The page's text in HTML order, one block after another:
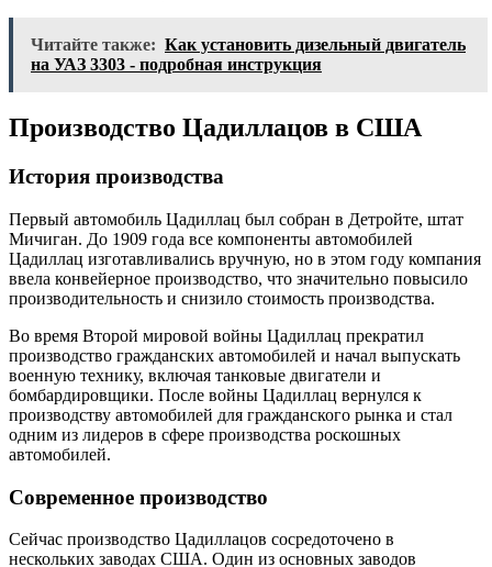
Читайте также: Как установить дизельный двигатель
на УАЗ 3303 - подробная инструкция
Производство Цадиллацов в США
История производства
Первый автомобиль Цадиллац был собран в Детройте, штат
Мичиган. До 1909 года все компоненты автомобилей
Цадиллац изготавливались вручную, но в этом году компания
ввела конвейерное производство, что значительно повысило
производительность и снизило стоимость производства.
Во время Второй мировой войны Цадиллац прекратил
производство гражданских автомобилей и начал выпускать
военную технику, включая танковые двигатели и
бомбардировщики. После войны Цадиллац вернулся к
производству автомобилей для гражданского рынка и стал
одним из лидеров в сфере производства роскошных
автомобилей.
Современное производство
Сейчас производство Цадиллацов сосредоточено в
нескольких заводах США. Один из основных заводов